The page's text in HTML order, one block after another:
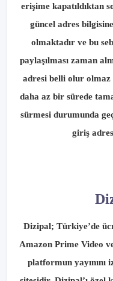
erişime kapatıldıktan
güncel adres
olmaktadır ve bu
paylaşılması zaman
adresi belli olur olmaz
daha az bir sürede
sürmesi durumunda
giriş
Dizipal; Türkiye’de
Amazon Prime Video
platformun yayınını